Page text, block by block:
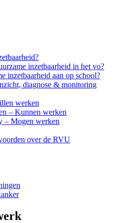
inzetbaarheid in het vo?
inzetbaarheid aan op school?
diagnose & monitoring
werken
– Kunnen werken
– Mogen werken
over de RVU